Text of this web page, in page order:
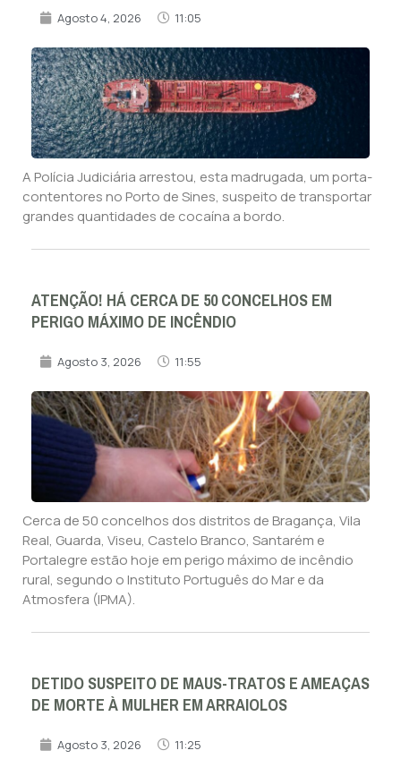
Agosto 4, 2026 11:05
A Polícia Judiciária arrestou, esta madrugada, um porta-
contentores no Porto de Sines, suspeito de transportar
grandes quantidades de cocaína a bordo.
ATENÇÃO! HÁ CERCA DE 50 CONCELHOS EM
PERIGO MÁXIMO DE INCÊNDIO
Agosto 3, 2026 11:55
Cerca de 50 concelhos dos distritos de Bragança, Vila
Real, Guarda, Viseu, Castelo Branco, Santarém e
Portalegre estão hoje em perigo máximo de incêndio
rural, segundo o Instituto Português do Mar e da
Atmosfera (IPMA).
DETIDO SUSPEITO DE MAUS-TRATOS E AMEAÇAS
DE MORTE À MULHER EM ARRAIOLOS
Agosto 3, 2026 11:25